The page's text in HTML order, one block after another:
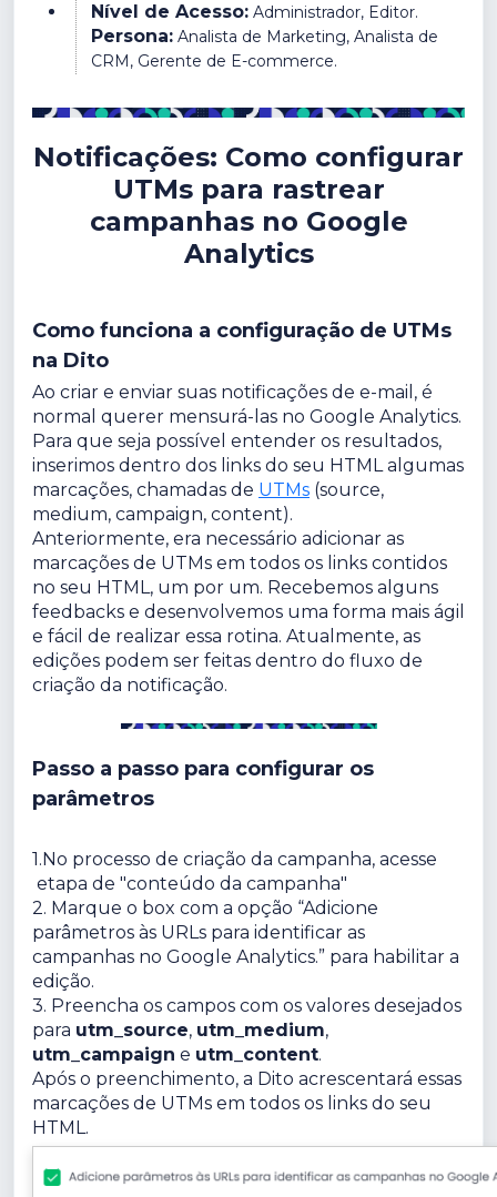
Nível de Acesso: Administrador, Editor.
Persona: Analista de Marketing, Analista de
CRM, Gerente de E-commerce.
Notificações: Como configurar
UTMs para rastrear
campanhas no Google
Analytics
Como funciona a configuração de UTMs
na Dito
Ao criar e enviar suas notificações de e-mail, é
normal querer mensurá-las no Google Analytics.
Para que seja possível entender os resultados,
inserimos dentro dos links do seu HTML algumas
marcações, chamadas de UTMs (source,
medium, campaign, content).
Anteriormente, era necessário adicionar as
marcações de UTMs em todos os links contidos
no seu HTML, um por um. Recebemos alguns
feedbacks e desenvolvemos uma forma mais ágil
e fácil de realizar essa rotina. Atualmente, as
edições podem ser feitas dentro do fluxo de
criação da notificação.
Passo a passo para configurar os
parâmetros
1. No processo de criação da campanha, acesse
etapa de "conteúdo da campanha"
2. Marque o box com a opção “Adicione
parâmetros às URLs para identificar as
campanhas no Google Analytics.” para habilitar a
edição.
3. Preencha os campos com os valores desejados
para utm_source, utm_medium,
utm_campaign e utm_content.
Após o preenchimento, a Dito acrescentará essas
marcações de UTMs em todos os links do seu
HTML.